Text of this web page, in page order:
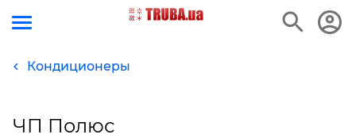
Кондиционеры
ЧП Полюс